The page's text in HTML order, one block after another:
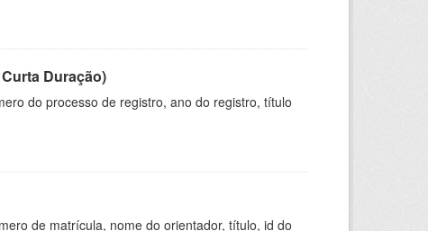
Duração)
do processo de registro, ano do registro, título
de matrícula, nome do orientador, título, id do